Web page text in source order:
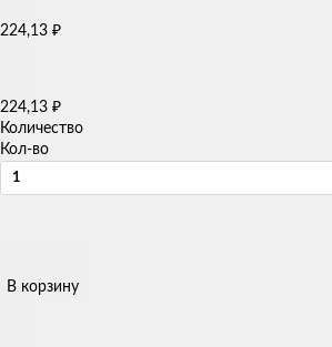
224,13 ₽
224,13 ₽
Количество
Кол-во
В корзину